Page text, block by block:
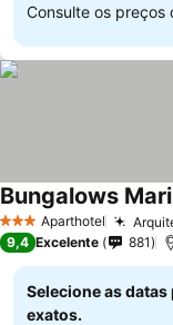
Consulte os preços
3 EstrelasAparthotel
Bungalows
9,4 Excelente 881
Selecione as
exatos.